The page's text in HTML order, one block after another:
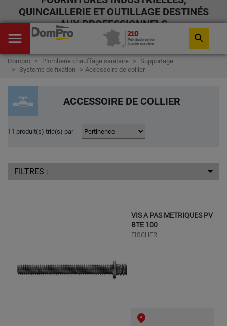
QUINCAILLERIE ET OUTILLAGE DESTINÉS
AUX PROFESSIONNELS
menu search
Dompro Plomberie chauffage sanitaire
Supportage
Systeme de fixation
Accessoire de collier
ACCESSOIRE DE COLLIER
11 produit(s) trié(s) par
FILTRES :
VIS A PAS METRIQUES PV
BTE 100
FISCHER